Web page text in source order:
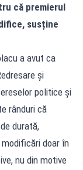
că premierul
susține
a avut ca
și
politice și
rânduri că
durată,
doar în
nu din motive